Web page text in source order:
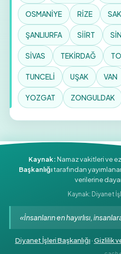
OSMANİYE RİZE
ŞANLIURFA SİİRT
SİVAS TEKİRDAĞ
TUNCELİ UŞAK VAN
YOZGAT ZONGULDAK
Kaynak:Namaz vakitleri ve
Başkanlığıtarafından
verilerine
Kaynak: Diyanet
«İnsanların en hayırlısı,
Diyanet İşleri Başkanlığı ·Gizlilik